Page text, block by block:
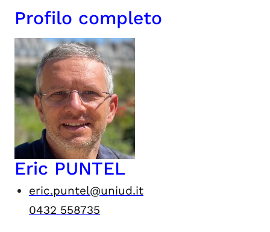
Profilo completo
Eric PUNTEL
eric.puntel@uniud.it
0432 558735